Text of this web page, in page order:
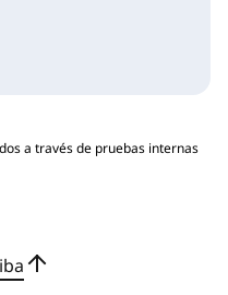
a través de pruebas internas